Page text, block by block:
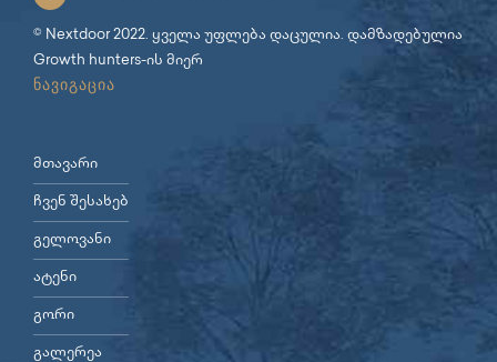
© Nextdoor 2022. ყველა უფლება დაცულია. დამზადებულია
Growth hunters-ის მიერ
ნავიგაცია
მთავარი
ჩვენ შესახებ
გელოვანი
ატენი
გორი
გალერეა